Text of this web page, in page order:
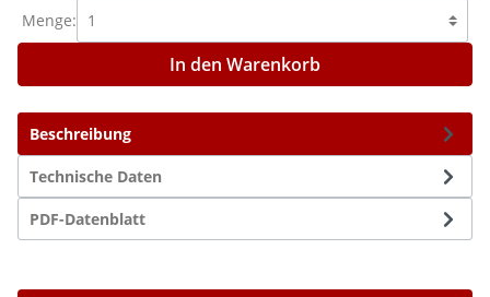
Beschreibung
Technische Daten
PDF-Datenblatt
Menge:
In den Warenkorb